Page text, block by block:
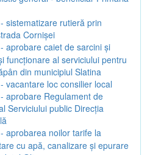
sistematizare rutieră prin
Cornișei
aprobare caiet de sarcini și
funcționare al serviciului pentru
din municipiul Slatina
vacantare loc consilier local
aprobare Regulament de
Serviciului public Direcția
aprobarea noilor tarife la
cu apă, canalizare și epurare